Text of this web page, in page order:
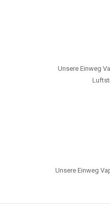
Unsere Einweg
Unsere Einweg